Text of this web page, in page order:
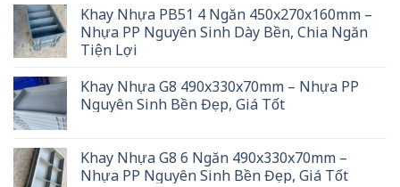
Khay Nhựa PB51 4 Ngăn 450x270x160mm –
Nhựa PP Nguyên Sinh Dày Bền, Chia Ngăn
Tiện Lợi
Khay Nhựa G8 490x330x70mm – Nhựa PP
Nguyên Sinh Bền Đẹp, Giá Tốt
Khay Nhựa G8 6 Ngăn 490x330x70mm –
Nhựa PP Nguyên Sinh Bền Đẹp, Giá Tốt